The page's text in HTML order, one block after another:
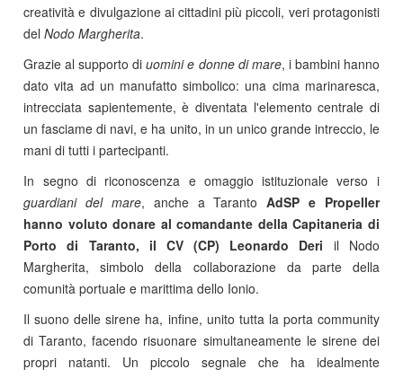
creatività e divulgazione ai cittadini più piccoli, veri protagonisti
delNodo Margherita.
Grazie al supporto diuomini e donne di mare, i bambini hanno
dato vita ad un manufatto simbolico: una cima marinaresca,
intrecciata sapientemente, è diventata l'elemento centrale di
un fasciame di navi, e ha unito, in un unico grande intreccio, le
mani di tutti i partecipanti.
In segno di riconoscenza e omaggio istituzionale verso i
guardiani del mare, anche a TarantoAdSP e Propeller
hanno voluto donare al comandante della Capitaneria di
Porto di Taranto, il CV (CP) Leonardo Deri il Nodo
Margherita, simbolo della collaborazione da parte della
comunità portuale e marittima dello Ionio.
Il suono delle sirene ha, infine, unito tutta la porta community
di Taranto, facendo risuonare simultaneamente le sirene dei
propri natanti. Un piccolo segnale che ha idealmente